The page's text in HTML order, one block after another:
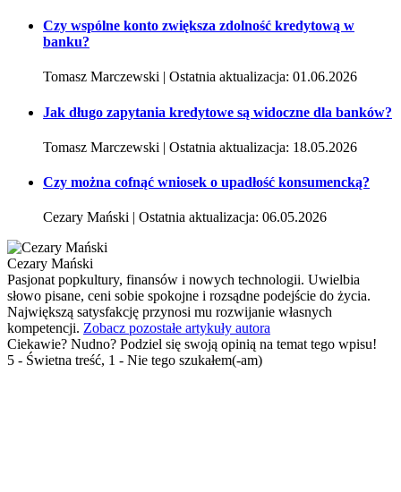
Czy wspólne konto zwiększa zdolność kredytową w
banku?
Tomasz Marczewski | Ostatnia aktualizacja: 01.06.2026
Jak długo zapytania kredytowe są widoczne dla banków?
Tomasz Marczewski | Ostatnia aktualizacja: 18.05.2026
Czy można cofnąć wniosek o upadłość konsumencką?
Cezary Mański | Ostatnia aktualizacja: 06.05.2026
Cezary Mański
Pasjonat popkultury, finansów i nowych technologii. Uwielbia
słowo pisane, ceni sobie spokojne i rozsądne podejście do życia.
Największą satysfakcję przynosi mu rozwijanie własnych
kompetencji. Zobacz pozostałe artykuły autora
Ciekawie? Nudno? Podziel się swoją opinią na temat tego wpisu!
5 - Świetna treść, 1 - Nie tego szukałem(-am)